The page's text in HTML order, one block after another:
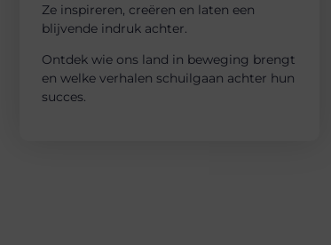
Ze inspireren, creëren en laten een
blijvende indruk achter.
Ontdek wie ons land in beweging brengt
en welke verhalen schuilgaan achter hun
succes.